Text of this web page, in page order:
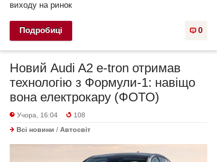
виходу на ринок
0
Подробиці
Новий Audi A2 e-tron отримав
технологію з Формули-1: навіщо
вона електрокару (ФОТО)
Учора, 16:04
108
Всі новини / Автосвіт